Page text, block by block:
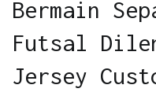
Bermain
Futsal
Jersey